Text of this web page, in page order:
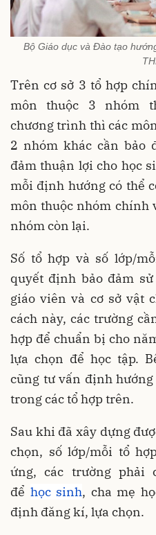
Bộ Giáo dục và Đào tạo
Trên cơ sở 3 tổ hợp
môn thuộc 3 nhóm
chương trình thì các
2 nhóm khác cần bảo
đảm thuận lợi cho học
mỗi định hướng có thể
môn thuộc nhóm chính
nhóm còn lại.
Số tổ hợp và số lớp/
quyết định bảo đảm
giáo viên và cơ sở vật
cách này, các trường
hợp để chuẩn bị cho
lựa chọn để học tập.
cũng tư vấn định
trong các tổ hợp trên.
Sau khi đã xây dựng
chọn, số lớp/mỗi tổ
ứng, các trường phải
để học sinh, cha mẹ
định đăng kí, lựa chọn.